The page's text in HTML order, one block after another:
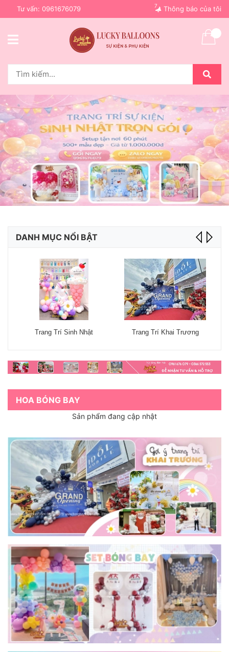
Tư vấn: 0961676079 Thông báo của tôi
7
DANH MỤC NỔI BẬT
Trang Trí Sinh Nhật Trang Trí Khai Trương
HOA BÓNG BAY
Sản phẩm đang cập nhật